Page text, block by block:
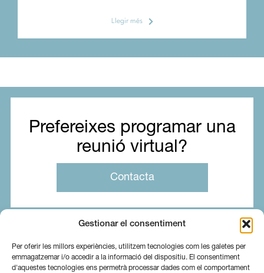
Gestionar el consentiment
Per oferir les millors experiències, utilitzem tecnologies com les galetes per
emmagatzemar i/o accedir a la informació del dispositiu. El consentiment
d'aquestes tecnologies ens permetrà processar dades com el comportament
Llegir més
Prefereixes programar una
reunió virtual?
Contacta